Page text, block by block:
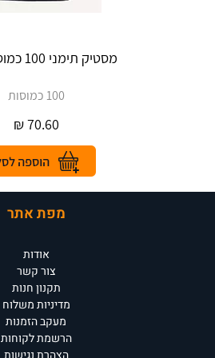
מסטיק תימני 100 כמוסות OS+
100 כמוסות
70.60
₪
מפת אתר
אודות
צור קשר
תקנון חנות
מדיניות משלוח
מעקב הזמנות
הרשמת לקוחות